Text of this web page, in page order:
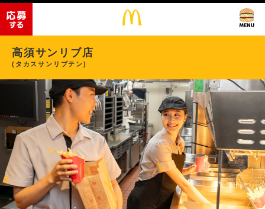
高須サンリブ店
(タカスサンリブテン)